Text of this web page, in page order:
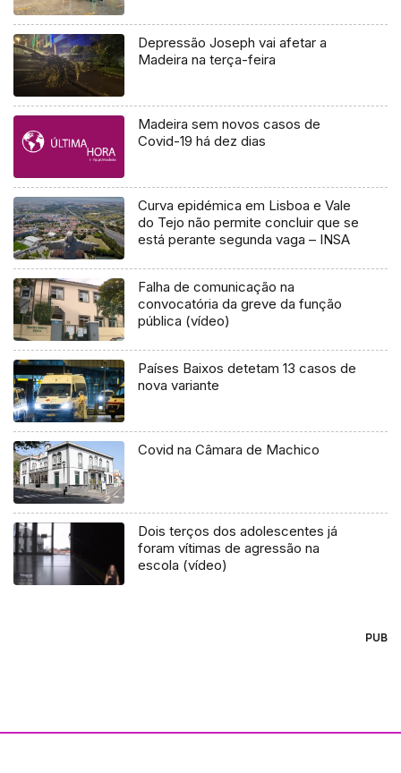
Depressão Joseph vai afetar a
Madeira na terça-feira
Madeira sem novos casos de
Covid-19 há dez dias
Curva epidémica em Lisboa e Vale
do Tejo não permite concluir que se
está perante segunda vaga – INSA
Falha de comunicação na
convocatória da greve da função
pública (vídeo)
Países Baixos detetam 13 casos de
nova variante
Covid na Câmara de Machico
Dois terços dos adolescentes já
foram vítimas de agressão na
escola (vídeo)
PUB